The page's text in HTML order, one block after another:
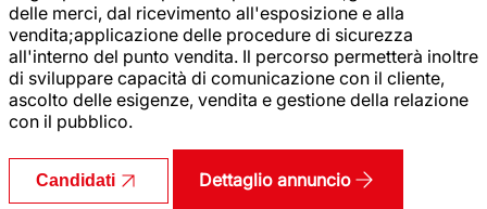
delle merci, dal ricevimento all'esposizione e alla
vendita;applicazione delle procedure di sicurezza
all'interno del punto vendita. Il percorso permetterà inoltre
di sviluppare capacità di comunicazione con il cliente,
ascolto delle esigenze, vendita e gestione della relazione
con il pubblico.
Candidati Dettaglio annuncio